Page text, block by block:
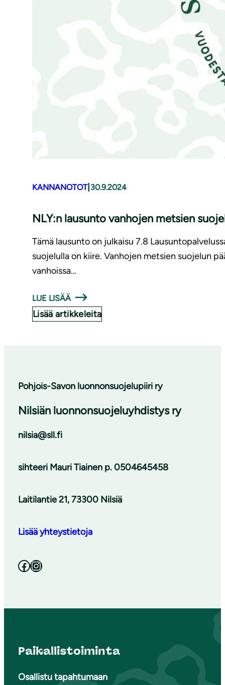
KANNANOTOT| 30.9.2024
NLY:n lausunto vanhojen metsien
Tämä lausunto on julkaisu 7.8
suojelulla on kiire. Vanhojen metsien suojelun
vanhoissa…
LUE LISÄÄ
Lisää artikkeleita
Pohjois-Savon luonnonsuojelupiiri ry
Nilsiän luonnonsuojeluyhdistys ry
nilsia@sll.fi
sihteeri Mauri Tiainen p. 0504645458
Laitilantie 21, 73300 Nilsiä
Lisää yhteystietoja
Facebook Instagram
Paikallistoiminta
Osallistu tapahtumaan